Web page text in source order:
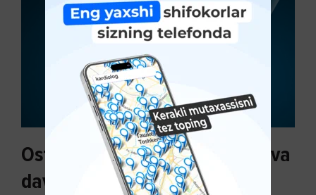
Osteoartroz sabablari, tasnifi va
davolash usullari